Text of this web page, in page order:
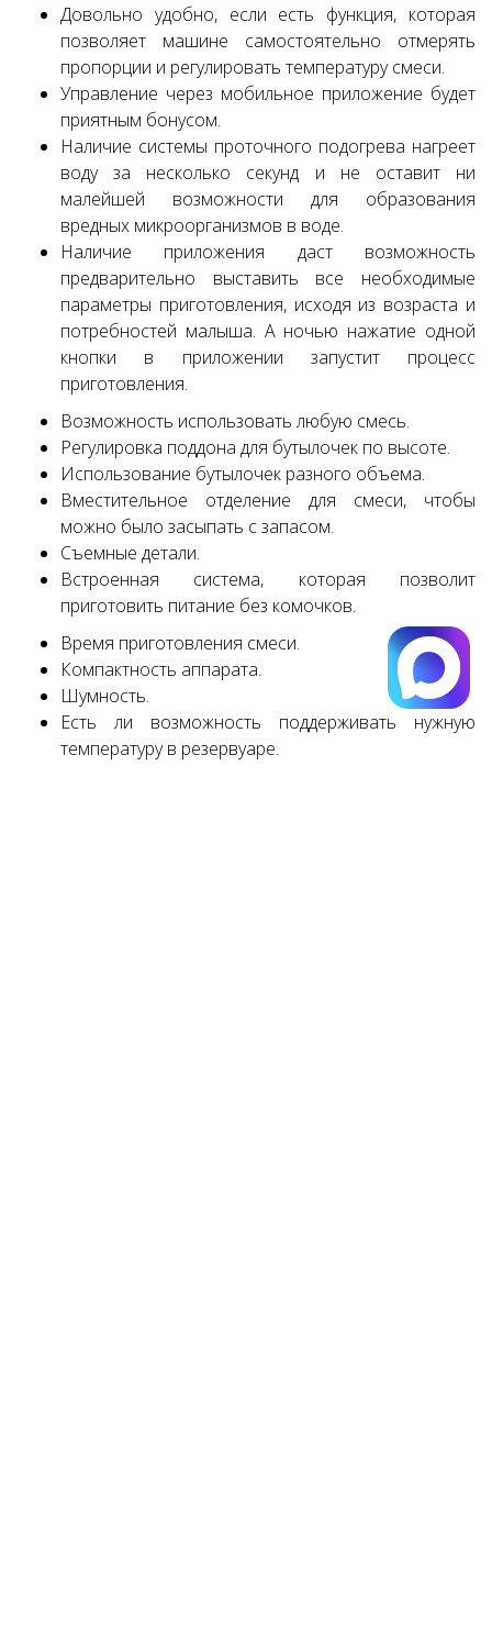
Довольно удобно, если есть функция, которая
позволяет машине самостоятельно отмерять
пропорции и регулировать температуру смеси.
Управление через мобильное приложение будет
приятным бонусом.
Наличие системы проточного подогрева нагреет
воду за несколько секунд и не оставит ни
малейшей возможности для образования
вредных микроорганизмов в воде.
Наличие приложения даст возможность
предварительно выставить все необходимые
параметры приготовления, исходя из возраста и
потребностей малыша. А ночью нажатие одной
кнопки в приложении запустит процесс
приготовления.
Возможность использовать любую смесь.
Регулировка поддона для бутылочек по высоте.
Использование бутылочек разного объема.
Вместительное отделение для смеси, чтобы
можно было засыпать с запасом.
Съемные детали.
Встроенная система, которая позволит
приготовить питание без комочков.
Время приготовления смеси.
Компактность аппарата.
Шумность.
Есть ли возможность поддерживать нужную
температуру в резервуаре.